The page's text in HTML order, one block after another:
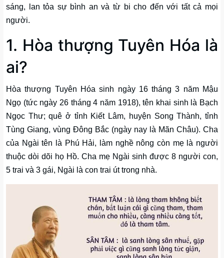
sáng, lan tỏa sự bình an và từ bi cho đến với tất cả mọi
người.
1. Hòa thượng Tuyên Hóa là
ai?
Hòa thượng Tuyên Hóa sinh ngày 16 tháng 3 năm Mậu
Ngọ (tức ngày 26 tháng 4 năm 1918), tên khai sinh là Bạch
Ngọc Thư; quê ở tỉnh Kiết Lâm, huyện Song Thành, tỉnh
Tùng Giang, vùng Đông Bắc (ngày nay là Mãn Châu). Cha
của Ngài tên là Phú Hải, làm nghề nông còn mẹ là người
thuộc dòi dõi họ Hồ. Cha mẹ Ngài sinh được 8 người con,
5 trai và 3 gái, Ngài là con trai út trong nhà.